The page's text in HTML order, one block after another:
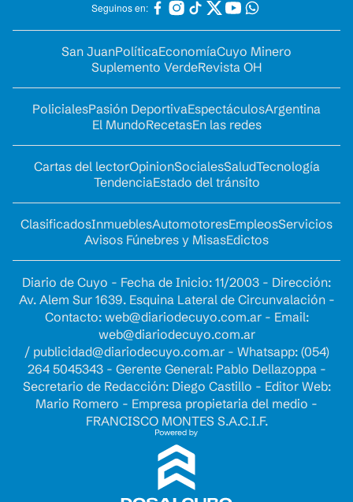
Seguinos en:
San JuanPolíticaEconomíaCuyo Minero
Suplemento VerdeRevista OH
PolicialesPasión DeportivaEspectáculosArgentina
El MundoRecetasEn las redes
Cartas del lectorOpinionSocialesSaludTecnología
TendenciaEstado del tránsito
ClasificadosInmueblesAutomotoresEmpleosServicios
Avisos Fúnebres y MisasEdictos
Diario de Cuyo - Fecha de Inicio: 11/2003 - Dirección:
Av. Alem Sur 1639. Esquina Lateral de Circunvalación -
Contacto: web@diariodecuyo.com.ar- Email:
web@diariodecuyo.com.ar
/ publicidad@diariodecuyo.com.ar- Whatsapp: (054)
264 5045343 - Gerente General: Pablo Dellazoppa -
Secretario de Redacción: Diego Castillo - Editor Web:
Mario Romero - Empresa propietaria del medio -
FRANCISCO MONTES S.A.C.I.F.